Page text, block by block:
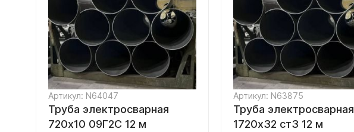
Артикул: N64047
Труба электросварная
720х10 09Г2С 12 м
Артикул: N63875
Труба электросварная
1720х32 ст3 12 м